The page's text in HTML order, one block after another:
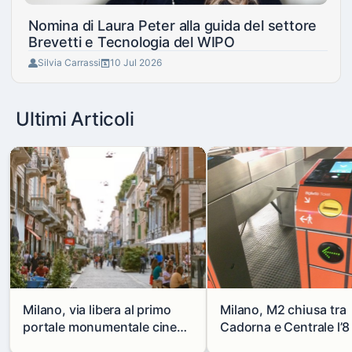
Nomina di Laura Peter alla guida del settore
Brevetti e Tecnologia del WIPO
Silvia Carrassi 10 Jul 2026
Ultimi Articoli
Milano, via libera al primo
portale monumentale cinese
Milano, M2 chiusa tra
Cadorna e Centrale